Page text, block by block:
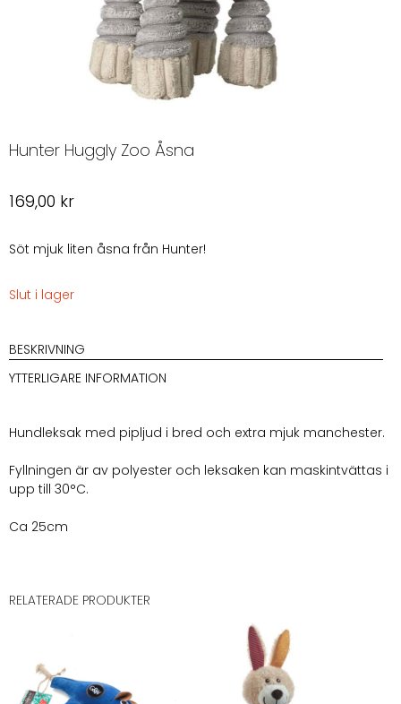
Hunter Huggly Zoo Åsna
169,00 kr
Söt mjuk liten åsna från Hunter!
Slut i lager
BESKRIVNING
YTTERLIGARE INFORMATION
Hundleksak med pipljud i bred och extra mjuk manchester.
Fyllningen är av polyester och leksaken kan maskintvättas i
upp till 30°C.
Ca 25cm
RELATERADE PRODUKTER